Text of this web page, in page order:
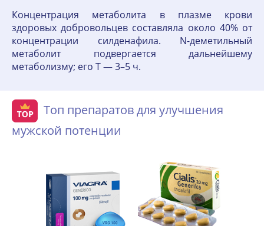
Концентрация метаболита в плазме крови
здоровых добровольцев составляла около 40% от
концентрации силденафила. N-деметильный
метаболит подвергается дальнейшему
метаболизму; его T — 3–5 ч.
Топ препаратов для улучшения
мужской потенции